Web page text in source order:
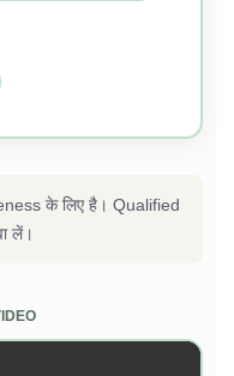
के लिए है। Qualified
लें।